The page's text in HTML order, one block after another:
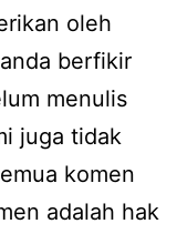
oleh
berfikir
menulis
juga tidak
komen
adalah hak